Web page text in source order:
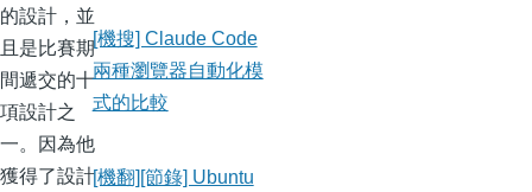
的設計，並
且是比賽期
間遞交的十
項設計之
一。因為他
獲得了設計
[機搜] Claude Code
兩種瀏覽器自動化模
式的比較
[機翻][節錄] Ubuntu